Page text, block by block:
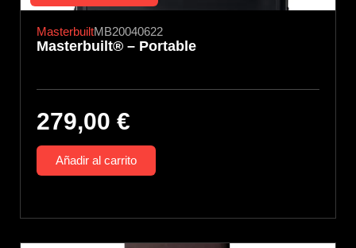
MasterbuiltMB20040622
Masterbuilt® – Portable
279,00 €
Añadir al carrito